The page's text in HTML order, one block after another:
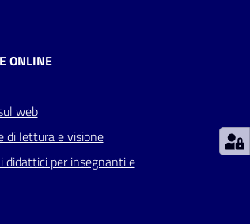
ONLINE
web
di lettura e visione
didattici per insegnanti e